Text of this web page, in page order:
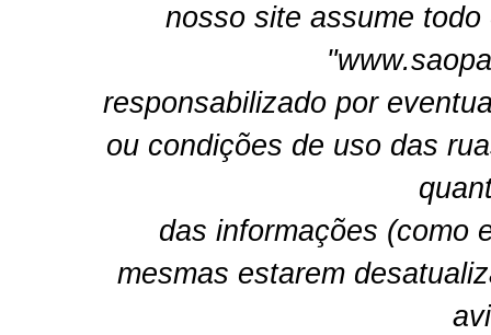
nosso site assume
responsabilizado por
ou condições de uso das
das informações (como
mesmas estarem